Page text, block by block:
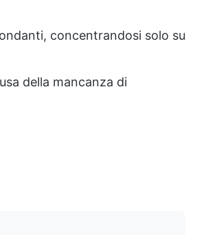
concentrandosi solo su
della mancanza di